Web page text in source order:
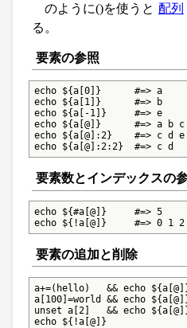
のように()を使うと 配列
る。
要素の参照
echo ${a[0]}      #=> a
echo ${a[1]}      #=> b
echo ${a[-1]}     #=> e
echo ${a[@]}      #=> a b c
echo ${a[@]:2}    #=> c d e
echo ${a[@]:2:2}  #=> c d
要素数とインデックスの
echo ${#a[@]}     #=> 5
echo ${!a[@]}     #=> 0 1 2
要素の追加と削除
a+=(hello)   && echo
a[100]=world && echo
unset a[2]   && echo
echo ${!a[@]}